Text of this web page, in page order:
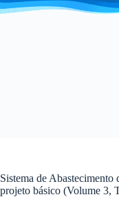
Sistema de Abastecimento
projeto básico (Volume 3,